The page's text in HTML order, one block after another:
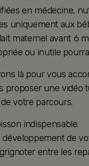
en médecine,
uniquement aux
maternel avant 6
ou inutile
là pour vous
proposer une
votre parcours.
indispensable.
de
entre les